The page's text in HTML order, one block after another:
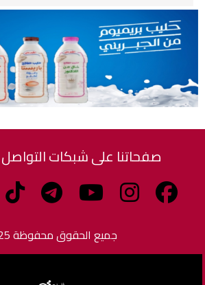
صفحاتنا على شبكات
جميع الحقوق محفوظة 2025